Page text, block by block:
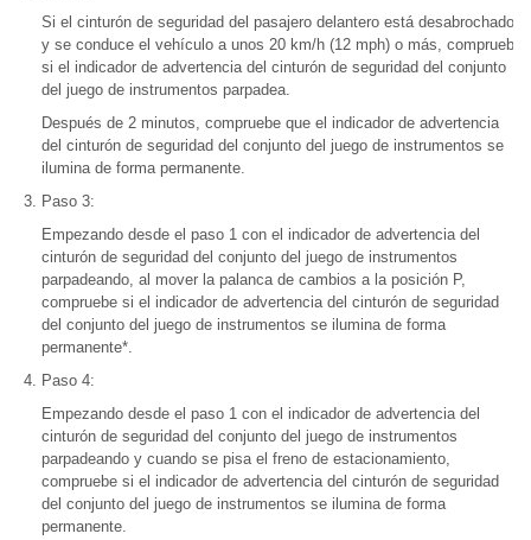
Si el cinturón de seguridad del pasajero delantero está desabrochado
y se conduce el vehículo a unos 20 km/h (12 mph) o más, compruebe
si el indicador de advertencia del cinturón de seguridad del conjunto
del juego de instrumentos parpadea.
Después de 2 minutos, compruebe que el indicador de advertencia
del cinturón de seguridad del conjunto del juego de instrumentos se
ilumina de forma permanente.
Paso 3:
Empezando desde el paso 1 con el indicador de advertencia del
cinturón de seguridad del conjunto del juego de instrumentos
parpadeando, al mover la palanca de cambios a la posición P,
compruebe si el indicador de advertencia del cinturón de seguridad
del conjunto del juego de instrumentos se ilumina de forma
permanente*.
Paso 4:
Empezando desde el paso 1 con el indicador de advertencia del
cinturón de seguridad del conjunto del juego de instrumentos
parpadeando y cuando se pisa el freno de estacionamiento,
compruebe si el indicador de advertencia del cinturón de seguridad
del conjunto del juego de instrumentos se ilumina de forma
permanente.